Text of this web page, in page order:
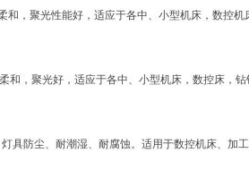
和，聚光性能好，适应于各中、小型机床，数控
和，聚光好，适应于各中、小型机床，数控床，
具防尘、耐潮湿、耐腐蚀。适用于数控机床、加